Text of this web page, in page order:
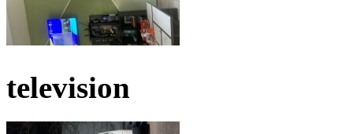
television